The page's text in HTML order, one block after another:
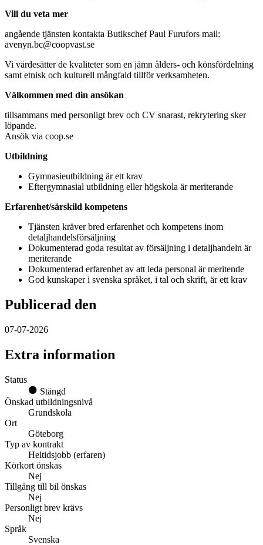
Vill du veta mer
angående tjänsten kontakta Butikschef Paul Furufors mail:
avenyn.bc@coopvast.se
Vi värdesätter de kvaliteter som en jämn ålders- och könsfördelning
samt etnisk och kulturell mångfald tillför verksamheten.
Välkommen med din ansökan
tillsammans med personligt brev och CV snarast, rekrytering sker
löpande.
Ansök via coop.se
Utbildning
Gymnasieutbildning är ett krav
Eftergymnasial utbildning eller högskola är meriterande
Erfarenhet/särskild kompetens
Tjänsten kräver bred erfarenhet och kompetens inom
detaljhandelsförsäljning
Dokumenterad goda resultat av försäljning i detaljhandeln är
meriterande
Dokumenterad erfarenhet av att leda personal är meritende
God kunskaper i svenska språket, i tal och skrift, är ett krav
Publicerad den
07-07-2026
Extra information
Status
Stängd
Önskad utbildningsnivå
Grundskola
Ort
Göteborg
Typ av kontrakt
Heltidsjobb (erfaren)
Körkort önskas
Nej
Tillgång till bil önskas
Nej
Personligt brev krävs
Nej
Språk
Svenska